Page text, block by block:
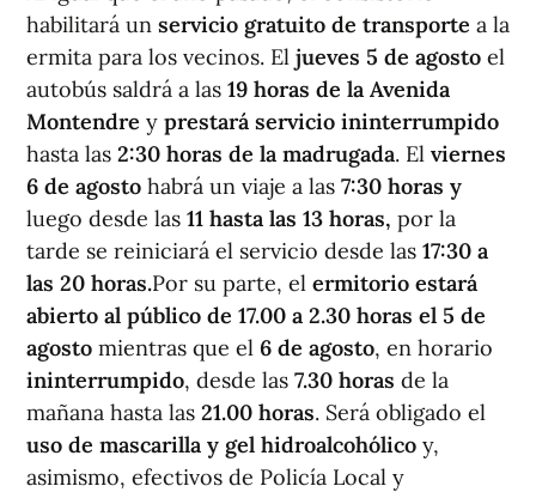
habilitará un servicio gratuito de transporte a la
ermita para los vecinos. El jueves 5 de agosto el
autobús saldrá a las 19 horas de la Avenida
Montendre y prestará servicio ininterrumpido
hasta las 2:30 horas de la madrugada. El viernes
6 de agosto habrá un viaje a las 7:30 horas y
luego desde las 11 hasta las 13 horas, por la
tarde se reiniciará el servicio desde las 17:30 a
las 20 horas.Por su parte, el ermitorio estará
abierto al público de 17.00 a 2.30 horas el 5 de
agosto mientras que el 6 de agosto, en horario
ininterrumpido, desde las 7.30 horas de la
mañana hasta las 21.00 horas. Será obligado el
uso de mascarilla y gel hidroalcohólico y,
asimismo, efectivos de Policía Local y